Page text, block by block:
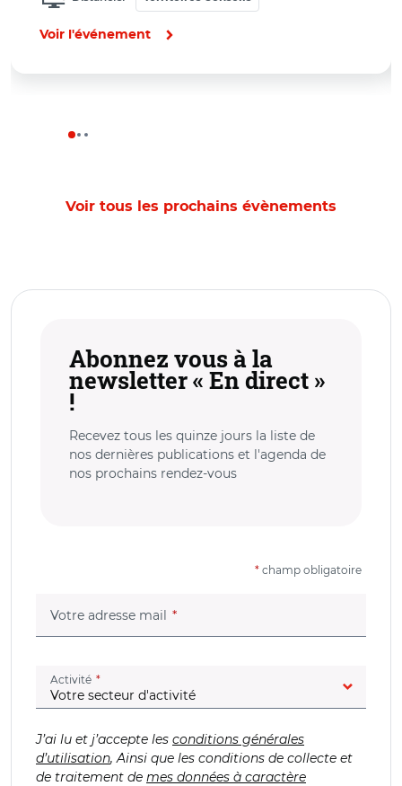
Voir l'événement
Voir tous les prochains évènements
Abonnez vous à la
newsletter « En direct »
!
Recevez tous les quinze jours la liste de
nos dernières publications et l'agenda de
nos prochains rendez-vous
* champ obligatoire
Votre adresse mail (champ obligatoire)
Activité (champ obligatoire)
J’ai lu et j’accepte les conditions générales
d’utilisation, Ainsi que les conditions de collecte et
de traitement de mes données à caractère